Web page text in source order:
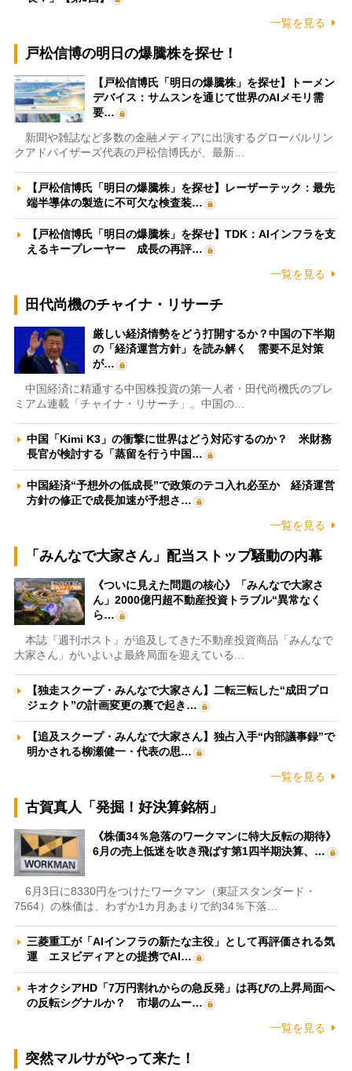
一覧を見る
戸松信博の明日の爆騰株を探せ！
【戸松信博氏「明日の爆騰株」を探せ】トーメン
デバイス：サムスンを通じて世界のAIメモリ需
要…
新聞や雑誌など多数の金融メディアに出演するグローバルリン
クアドバイザーズ代表の戸松信博氏が、最新…
【戸松信博氏「明日の爆騰株」を探せ】レーザーテック：最先
端半導体の製造に不可欠な検査装…
【戸松信博氏「明日の爆騰株」を探せ】TDK：AIインフラを支
えるキープレーヤー 成長の再評…
一覧を見る
田代尚機のチャイナ・リサーチ
厳しい経済情勢をどう打開するか？中国の下半期
の「経済運営方針」を読み解く 需要不足対策
が…
中国経済に精通する中国株投資の第一人者・田代尚機氏のプレ
ミアム連載「チャイナ・リサーチ」。中国の…
中国「Kimi K3」の衝撃に世界はどう対応するのか？ 米財務
長官が検討する「蒸留を行う中国…
中国経済“予想外の低成長”で政策のテコ入れ必至か 経済運営
方針の修正で成長加速が予想さ…
一覧を見る
「みんなで大家さん」配当ストップ騒動の内幕
《ついに見えた問題の核心》「みんなで大家さ
ん」2000億円超不動産投資トラブル“異常なく
ら…
本誌『週刊ポスト』が追及してきた不動産投資商品「みんなで
大家さん」がいよいよ最終局面を迎えている…
【独走スクープ・みんなで大家さん】二転三転した“成田プロ
ジェクト”の計画変更の裏で起き…
【追及スクープ・みんなで大家さん】独占入手“内部議事録”で
明かされる柳瀬健一・代表の思…
一覧を見る
古賀真人「発掘！好決算銘柄」
《株価34％急落のワークマンに特大反転の期待》
6月の売上低迷を吹き飛ばす第1四半期決算、…
6月3日に8330円をつけたワークマン（東証スタンダード・
7564）の株価は、わずか1カ月あまりで約34％下落…
三菱重工が「AIインフラの新たな主役」として再評価される気
運 エヌビディアとの提携でAI…
キオクシアHD「7万円割れからの急反発」は再びの上昇局面へ
の反転シグナルか？ 市場のムー…
一覧を見る
突然マルサがやって来た！